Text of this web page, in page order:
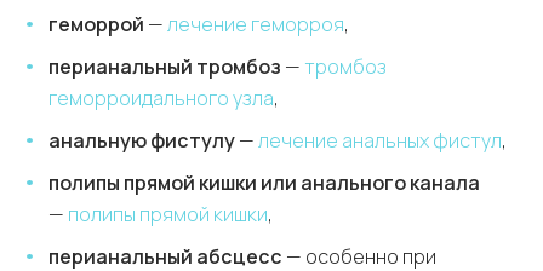
геморрой —лечение геморроя,
перианальный тромбоз — тромбоз
геморроидального узла,
анальную фистулу—лечение анальных фистул,
полипы прямой кишки или анального канала
— полипы прямой кишки,
перианальный абсцесс — особенно при